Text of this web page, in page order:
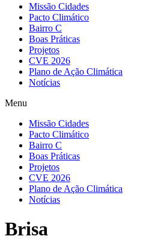
Missão Cidades
Pacto Climático
Bairro C
Boas Práticas
Projetos
CVE 2026
Plano de Ação Climática
Notícias
Menu
Missão Cidades
Pacto Climático
Bairro C
Boas Práticas
Projetos
CVE 2026
Plano de Ação Climática
Notícias
Brisa